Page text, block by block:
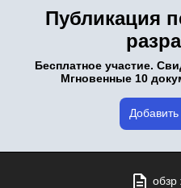
Публикация
Бесплатное участие.
Мгновенные 10
обзр